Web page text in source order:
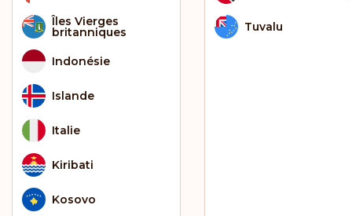
Îles Vierges
britanniques
Indonésie
Islande
Italie
Kiribati
Kosovo
Tuvalu